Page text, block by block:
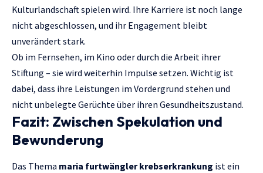
Kulturlandschaft spielen wird. Ihre Karriere ist noch lange
nicht abgeschlossen, und ihr Engagement bleibt
unverändert stark.
Ob im Fernsehen, im Kino oder durch die Arbeit ihrer
Stiftung – sie wird weiterhin Impulse setzen. Wichtig ist
dabei, dass ihre Leistungen im Vordergrund stehen und
nicht unbelegte Gerüchte über ihren Gesundheitszustand.
Fazit: Zwischen Spekulation und
Bewunderung
Das Thema maria furtwängler krebserkrankung ist ein